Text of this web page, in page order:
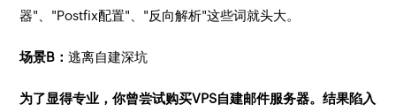
器"、"Postfix配置"、"反向解析"这些词就头大。
场景B：逃离自建深坑
为了显得专业，你曾尝试购买VPS自建邮件服务器。结果陷入